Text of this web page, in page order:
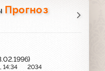
Прогноз
14:34 2034